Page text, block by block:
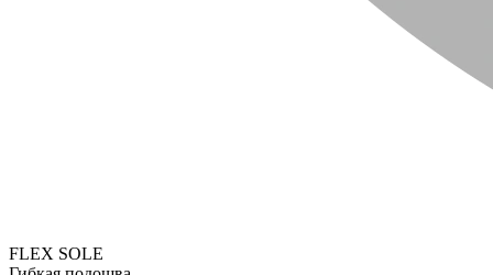
FLEX SOLE